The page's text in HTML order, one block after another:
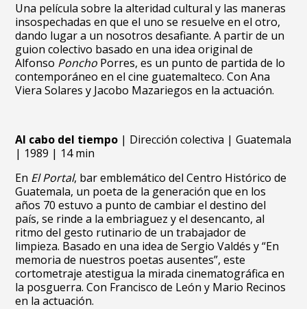
Una película sobre la alteridad cultural y las maneras
insospechadas en que el uno se resuelve en el otro,
dando lugar a un nosotros desafiante. A partir de un
guion colectivo basado en una idea original de
Alfonso Poncho Porres, es un punto de partida de lo
contemporáneo en el cine guatemalteco. Con Ana
Viera Solares y Jacobo Mazariegos en la actuación.
Al cabo del tiempo | Dirección colectiva | Guatemala
| 1989 | 14 min
En El Portal, bar emblemático del Centro Histórico de
Guatemala, un poeta de la generación que en los
años 70 estuvo a punto de cambiar el destino del
país, se rinde a la embriaguez y el desencanto, al
ritmo del gesto rutinario de un trabajador de
limpieza. Basado en una idea de Sergio Valdés y “En
memoria de nuestros poetas ausentes”, este
cortometraje atestigua la mirada cinematográfica en
la posguerra. Con Francisco de León y Mario Recinos
en la actuación.